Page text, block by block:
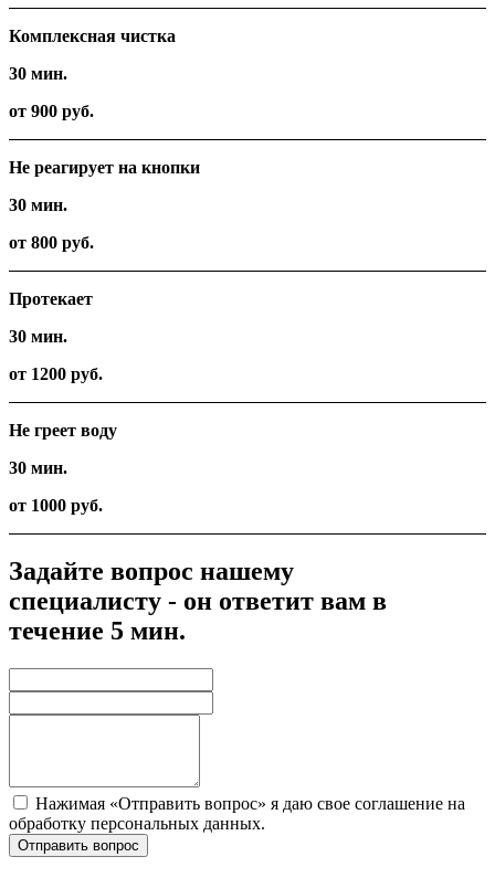
Комплексная чистка
30 мин.
от 900 руб.
Не реагирует на кнопки
30 мин.
от 800 руб.
Протекает
30 мин.
от 1200 руб.
Не греет воду
30 мин.
от 1000 руб.
Задайте вопрос нашему
специалисту - он ответит вам в
течение 5 мин.
Нажимая «Отправить вопрос» я даю свое соглашение на
обработку персональных данных.
Отправить вопрос